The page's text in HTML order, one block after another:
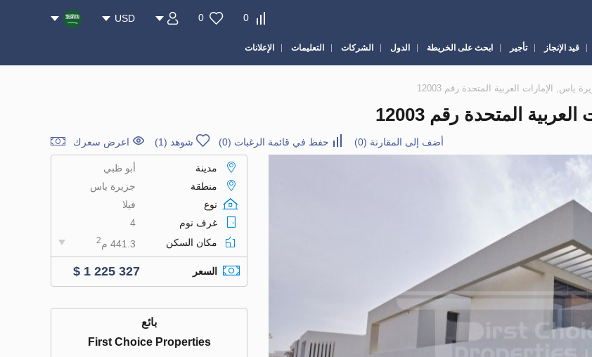
0
0
USD
قيد الإنجاز تأجير ابحث على الخريطة الدول الشركات التعليمات الإعلانات
أضف إلى المقارنة (
0
) حفظ في قائمة الرغبات (
0
) شوهد (1) اعرض سعرك
مدينة
أبو ظبي
منطقة
جزيرة ياس
نوع
فيلا
غرف نوم
4
مكان السكن
441.3 م 2
السعر $ 1 225 327
بائع
First Choice Properties